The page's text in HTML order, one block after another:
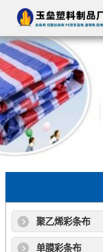
聚乙烯彩条布
单膜彩条布